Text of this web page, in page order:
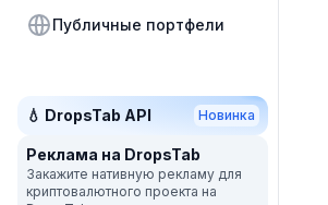
Публичные портфели
💧 DropsTab API Новинка
Реклама на DropsTab
Закажите нативную рекламу для
криптовалютного проекта на